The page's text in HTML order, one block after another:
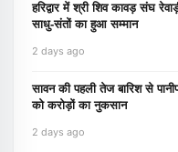
हरिद्वार में श्री शिव कावड़ संघ
साधु-संतों का हुआ सम्मान
2 days ago
सावन की पहली तेज बारिश से
को करोड़ों का नुकसान
2 days ago